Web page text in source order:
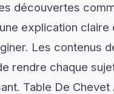
découvertes
explication claire
Les contenus
rendre chaque
Table De Chevet